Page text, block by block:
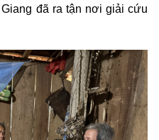
đã ra tận nơi giải cứu